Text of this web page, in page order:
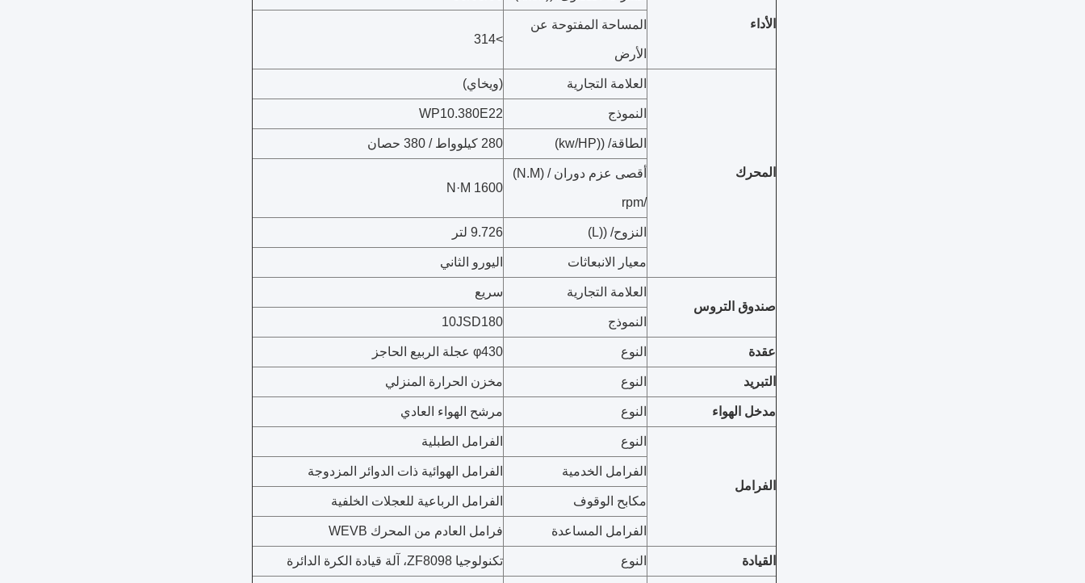
الأداء المساحة المفتوحة عن
الأرض
>314
المحرك
العلامة التجارية (ويخاي)
النموذج WP10.380E22
الطاقة/ ((kw/HP) 280 كيلوواط / 380 حصان
أقصى عزم دوران / (N.M)
/rpm
1600 N·M
النزوح/ ((L) 9.726 لتر
معيار الانبعاثات اليورو الثاني
صندوق التروس
العلامة التجارية سريع
النموذج 10JSD180
عقدة النوع φ430 عجلة الربيع الحاجز
التبريد النوع مخزن الحرارة المنزلي
مدخل الهواء النوع مرشح الهواء العادي
الفرامل
النوع الفرامل الطبلية
الفرامل الخدمية الفرامل الهوائية ذات الدوائر المزدوجة
مكابح الوقوف الفرامل الرباعية للعجلات الخلفية
الفرامل المساعدة فرامل العادم من المحرك WEVB
القيادة النوع تكنولوجيا ZF8098، آلة قيادة الكرة الدائرة